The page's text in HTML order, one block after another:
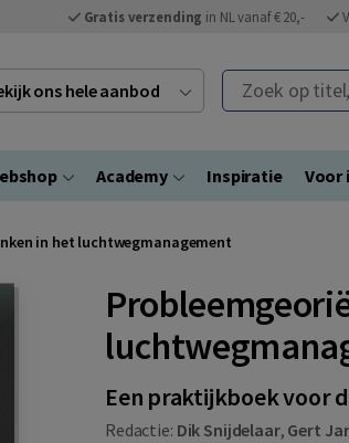
Gratis verzending in NL vanaf € 20,-
ons hele aanbod Zoek op titel,
Academy Inspiratie Voor
in het luchtwegmanagement
Een praktijkboek voor
Redactie: Dik Snijdelaar, Gert